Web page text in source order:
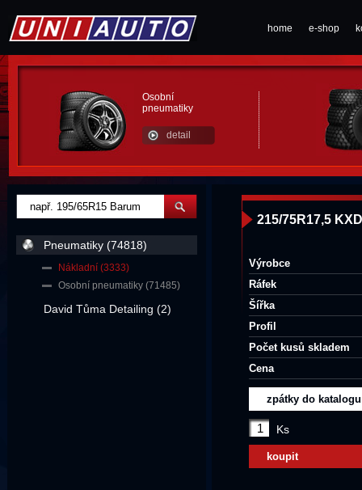
home e-shop
Osobní
pneumatiky
detail
215/75R17,5
Výrobce
Ráfek
Šířka
Profil
Počet kusů skladem
Cena
zpátky do katalogu
Ks
koupit
Pneumatiky (74818)
Nákladní (3333)
Osobní pneumatiky (71485)
David Tůma Detailing (2)